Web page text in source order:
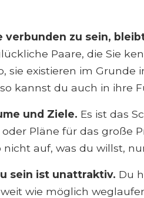
verbunden zu sein,
Paare, die Sie
sie existieren im Grunde
kannst du auch in ihre
und Ziele. Es ist das
Pläne für das große
nicht auf, was du willst,
sein ist unattraktiv. Du
wie möglich